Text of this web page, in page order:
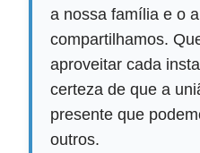
a nossa família e o
compartilhamos.
aproveitar cada
certeza de que a
presente que
outros.